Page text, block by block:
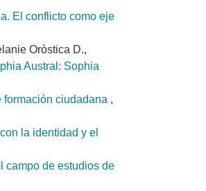
El conflicto como eje
Oròstica D.,
Austral: Sophia
ciudadana ,
la identidad y el
campo de estudios de